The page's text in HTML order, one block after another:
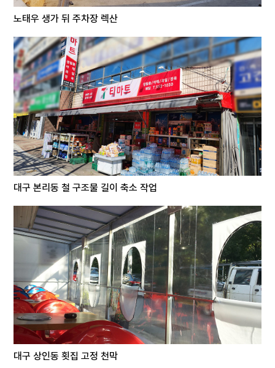
노태우 생가 뒤 주차장 렉산
대구 본리동 철 구조물 길이 축소 작업
대구 상인동 횟집 고정 천막